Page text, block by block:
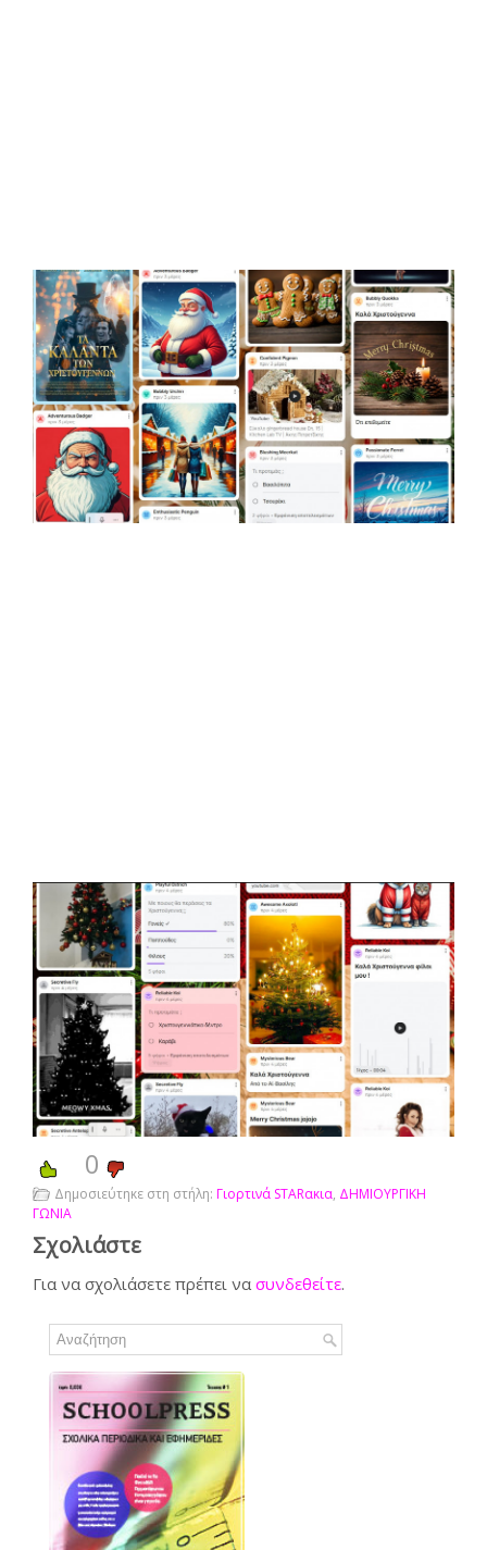
0
Δημοσιεύτηκε στη στήλη: Γιορτινά STARακια, ΔΗΜΙΟΥΡΓΙΚΗ
ΓΩΝΙΑ
Σχολιάστε
Για να σχολιάσετε πρέπει να συνδεθείτε.